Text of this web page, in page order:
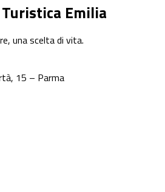
Emilia
una scelta di vita.
15 – Parma